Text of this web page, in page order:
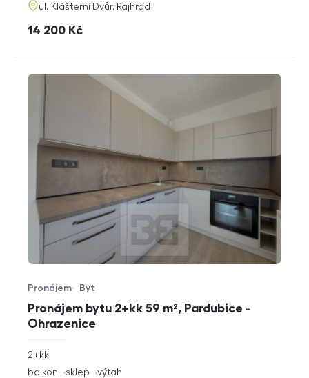
adresa
ul. Klášterní Dvůr, Rajhrad
cena
14 200 Kč
Pronájem bytu 2+kk 59 m², Pardubice -
Ohrazenice
Typ nabídky
Pronájem
Typ nemovitosti
Byt
rozměry
dispozice
2+kk
funkce
balkon sklep výtah